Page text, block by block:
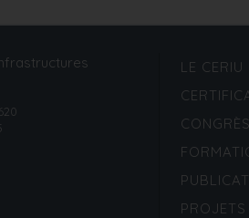
LE CERIU
PROJETS